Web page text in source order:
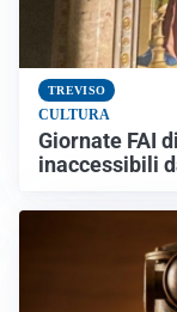
TREVISO
CULTURA
Giornate FAI
inaccessibili